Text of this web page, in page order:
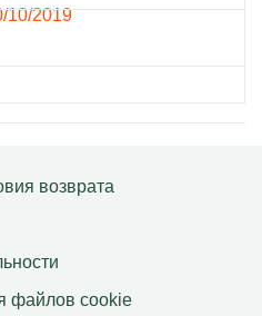
10/2019
возврата
файлов сookie